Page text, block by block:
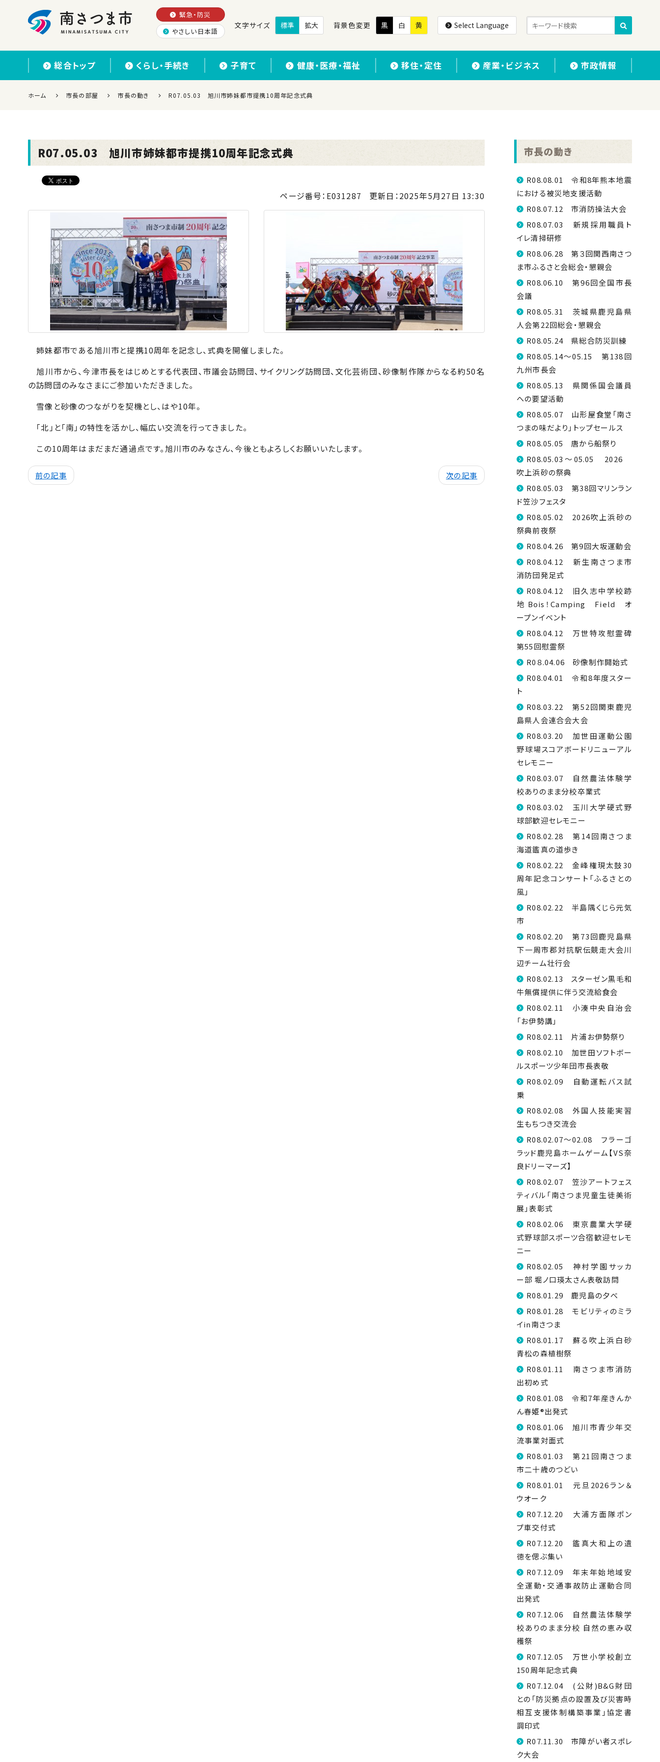
緊急・防災
やさしい日本語
文字サイズ 標準 拡大 背景色変更 黒 白 黄 Select Language
総合トップ くらし・手続き 子育て 健康・医療・福祉 移住・定住 産業・ビジネス 市政情報
ホーム 市長の部屋 市長の動き R07.05.03 旭川市姉妹都市提携10周年記念式典
R07.05.03 旭川市姉妹都市提携10周年記念式典
ページ番号：E031287 更新日：2025年5月27日 13:30
姉妹都市である旭川市と提携10周年を記念し、式典を開催しました。
旭川市から、今津市長をはじめとする代表団、市議会訪問団、サイクリング訪問団、文化芸術団、砂像制作隊からなる約50名
の訪問団のみなさまにご参加いただきました。
雪像と砂像のつながりを契機とし、はや10年。
「北」と「南」の特性を活かし、幅広い交流を行ってきました。
この10周年はまだまだ通過点です。旭川市のみなさん、今後ともよろしくお願いいたします。
前の記事 次の記事
市長の動き
R08.08.01 令和8年熊本地震
における被災地支援活動
R08.07.12 市消防操法大会
R08.07.03 新規採用職員ト
イレ清掃研修
R08.06.28 第３回関西南さつ
ま市ふるさと会総会・懇親会
R08.06.10 第96回全国市長
会議
R08.05.31 茨城県鹿児島県
人会第22回総会・懇親会
R08.05.24 県総合防災訓練
R08.05.14～05.15 第138回
九州市長会
R08.05.13 県関係国会議員
への要望活動
R08.05.07 山形屋食堂「南さ
つまの味だより」トップセールス
R08.05.05 唐から船祭り
R08.05.03～05.05 2026
吹上浜砂の祭典
R08.05.03 第38回マリンラン
ド笠沙フェスタ
R08.05.02 2026吹上浜砂の
祭典前夜祭
R08.04.26 第9回大坂運動会
R08.04.12 新生南さつま市
消防団発足式
R08.04.12 旧久志中学校跡
地 Bois！Camping Field オ
ープンイベント
R08.04.12 万世特攻慰霊碑
第55回慰霊祭
R0８.04.06 砂像制作開始式
R08.04.01 令和8年度スター
ト
R08.03.22 第52回関東鹿児
島県人会連合会大会
R08.03.20 加世田運動公園
野球場スコアボードリニューアル
セレモニー
R08.03.07 自然農法体験学
校ありのまま分校卒業式
R08.03.02 玉川大学硬式野
球部歓迎セレモニー
R08.02.28 第14回南さつま
海道鑑真の道歩き
R08.02.22 金峰権現太鼓30
周年記念コンサート「ふるさとの
風」
R08.02.22 半島隅くじら元気
市
R08.02.20 第73回鹿児島県
下一周市郡対抗駅伝競走大会川
辺チーム壮行会
R08.02.13 スターゼン黒毛和
牛無償提供に伴う交流給食会
R08.02.11 小湊中央自治会
「お伊勢講」
R08.02.11 片浦お伊勢祭り
R08.02.10 加世田ソフトボー
ルスポーツ少年団市長表敬
R08.02.09 自動運転バス試
乗
R08.02.08 外国人技能実習
生もちつき交流会
R08.02.07～02.08 フラーゴ
ラッド鹿児島ホームゲーム【VS奈
良ドリーマーズ】
R08.02.07 笠沙アートフェス
ティバル「南さつま児童生徒美術
展」表彰式
R08.02.06 東京農業大学硬
式野球部スポーツ合宿歓迎セレモ
ニー
R08.02.05 神村学園サッカ
ー部 堀ノ口瑛太さん表敬訪問
R08.01.29 鹿児島の夕べ
R08.01.28 モビリティのミラ
イin南さつま
R08.01.17 蘇る吹上浜白砂
青松の森植樹祭
R08.01.11 南さつま市消防
出初め式
R08.01.08 令和7年産きんか
ん春姫®出発式
R08.01.06 旭川市青少年交
流事業対面式
R08.01.03 第21回南さつま
市二十歳のつどい
R08.01.01 元旦2026ラン＆
ウオーク
R07.12.20 大浦方面隊ポン
プ車交付式
R07.12.20 鑑真大和上の遺
徳を偲ぶ集い
R07.12.09 年末年始地域安
全運動・交通事故防止運動合同
出発式
R07.12.06 自然農法体験学
校ありのまま分校 自然の恵み収
穫祭
R07.12.05 万世小学校創立
150周年記念式典
R07.12.04 (公財)B&G財団
との「防災拠点の設置及び災害時
相互支援体制構築事業」協定書
調印式
R07.11.30 市障がい者スポレ
ク大会